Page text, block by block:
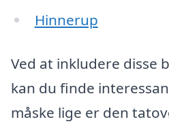
Hinnerup
Ved at inkludere disse
kan du finde
måske lige er den